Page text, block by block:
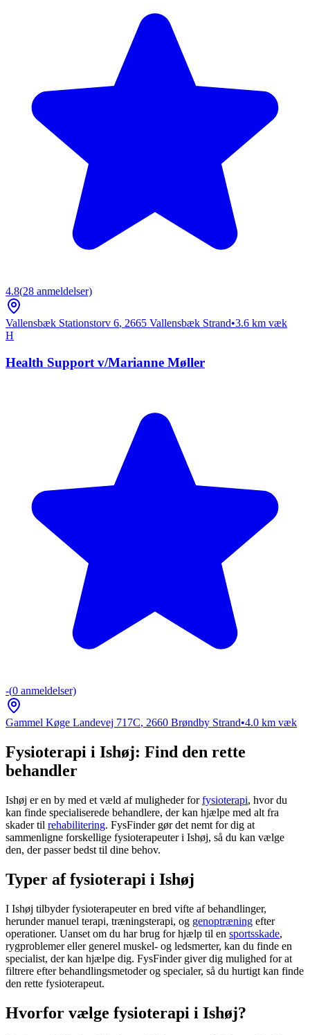
4.8(28 anmeldelser)
Vallensbæk Stationstorv 6, 2665 Vallensbæk Strand•3.6 km væk
H
Health Support v/Marianne Møller
-(0 anmeldelser)
Gammel Køge Landevej 717C, 2660 Brøndby Strand•4.0 km væk
Fysioterapi i Ishøj: Find den rette
behandler
Ishøj er en by med et væld af muligheder forfysioterapi, hvor du
kan finde specialiserede behandlere, der kan hjælpe med alt fra
skader til rehabilitering. FysFinder gør det nemt for dig at
sammenligne forskellige fysioterapeuter i Ishøj, så du kan vælge
den, der passer bedst til dine behov.
Typer af fysioterapi i Ishøj
I Ishøj tilbyder fysioterapeuter en bred vifte af behandlinger,
herunder manuel terapi, træningsterapi, og genoptræning efter
operationer. Uanset om du har brug for hjælp til en sportsskade,
rygproblemer eller generel muskel- og ledsmerter, kan du finde en
specialist, der kan hjælpe dig. FysFinder giver dig mulighed for at
filtrere efter behandlingsmetoder og specialer, så du hurtigt kan finde
den rette fysioterapeut.
Hvorfor vælge fysioterapi i Ishøj?